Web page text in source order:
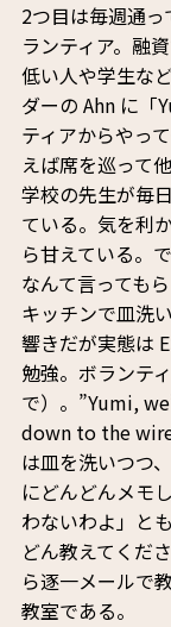
2つ目は毎週通
ランティア。融
低い人や学生な
ダーの Ahn に「
ティアからやっ
えば席を巡って
学校の先生が毎
ている。気を利
ら甘えている。
なんて言っても
キッチンで皿洗
響きだが実態は
勉強。ボランテ
で）。”Yumi,
down to the
は皿を洗いつつ
にどんどんメモ
わないわよ」と
どん教えてくだ
ら逐一メールで
教室である。